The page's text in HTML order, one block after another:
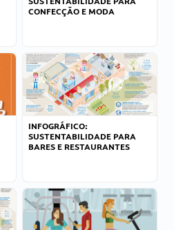
CONFECÇÃO E MODA
INFOGRÁFICO:
SUSTENTABILIDADE PARA
BARES E RESTAURANTES